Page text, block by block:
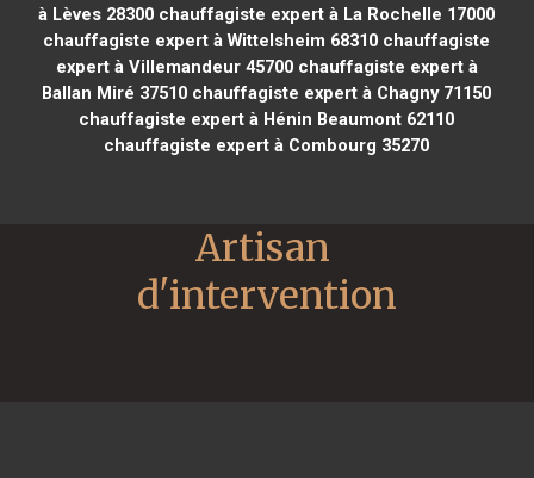
à Lèves 28300 chauffagiste expert à La Rochelle 17000
chauffagiste expert à Wittelsheim 68310 chauffagiste
expert à Villemandeur 45700chauffagiste expert à
Ballan Miré 37510 chauffagiste expert à Chagny 71150
chauffagiste expert à Hénin Beaumont 62110
chauffagiste expert à Combourg 35270
Artisan
d'intervention